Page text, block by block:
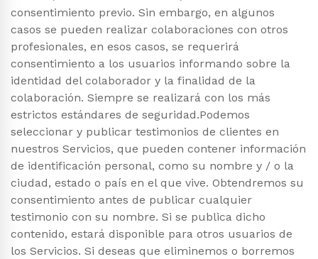
consentimiento previo. Sin embargo, en algunos
casos se pueden realizar colaboraciones con otros
profesionales, en esos casos, se requerirá
consentimiento a los usuarios informando sobre la
identidad del colaborador y la finalidad de la
colaboración. Siempre se realizará con los más
estrictos estándares de seguridad.Podemos
seleccionar y publicar testimonios de clientes en
nuestros Servicios, que pueden contener información
de identificación personal, como su nombre y / o la
ciudad, estado o país en el que vive. Obtendremos su
consentimiento antes de publicar cualquier
testimonio con su nombre. Si se publica dicho
contenido, estará disponible para otros usuarios de
los Servicios. Si deseas que eliminemos o borremos